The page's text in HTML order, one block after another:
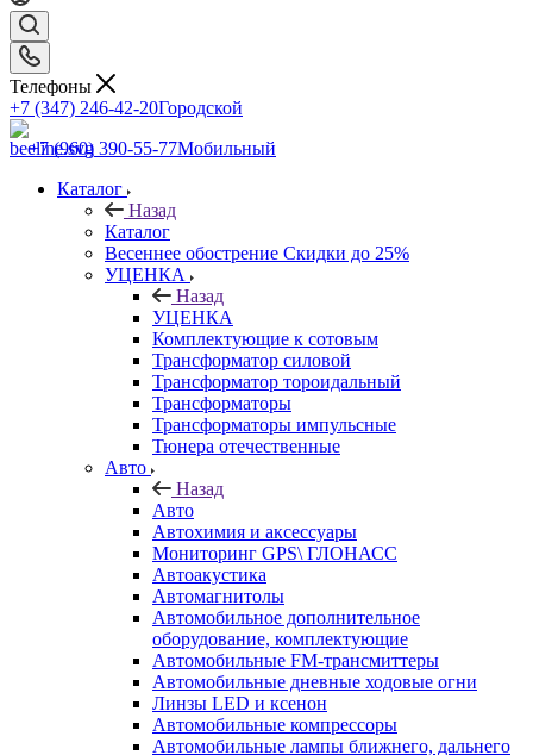
Телефоны
+7 (347) 246-42-20Городской
+7 (960) 390-55-77Мобильный
Каталог
Назад
Каталог
Весеннее обострение Скидки до 25%
УЦЕНКА
Назад
УЦЕНКА
Комплектующие к сотовым
Трансформатор силовой
Трансформатор тороидальный
Трансформаторы
Трансформаторы импульсные
Тюнера отечественные
Авто
Назад
Авто
Автохимия и аксессуары
Мониторинг GPS\ ГЛОНАСС
Автоакустика
Автомагнитолы
Автомобильное дополнительное
оборудование, комплектующие
Автомобильные FM-трансмиттеры
Автомобильные дневные ходовые огни
Линзы LED и ксенон
Автомобильные компрессоры
Автомобильные лампы ближнего, дальнего